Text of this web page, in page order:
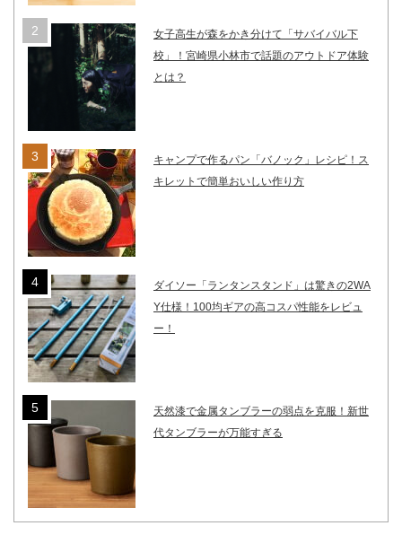
女子高生が森をかき分けて「サバイバル下
校」！宮崎県小林市で話題のアウトドア体験
とは？
キャンプで作るパン「バノック」レシピ！ス
キレットで簡単おいしい作り方
ダイソー「ランタンスタンド」は驚きの2WA
Y仕様！100均ギアの高コスパ性能をレビュ
ー！
天然漆で金属タンブラーの弱点を克服！新世
代タンブラーが万能すぎる